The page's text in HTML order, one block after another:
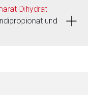
Dihydrat
und